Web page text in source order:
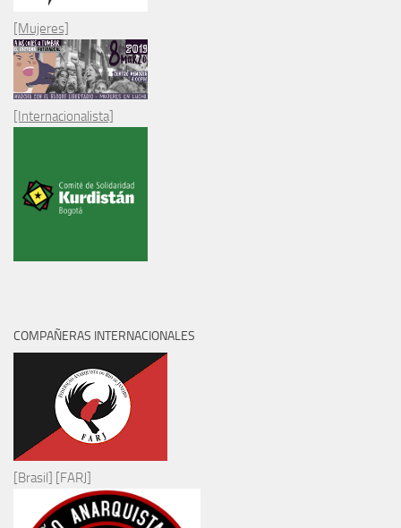
[Mujeres]
[Internacionalista]
COMPAÑERAS INTERNACIONALES
[Brasil] [FARJ]